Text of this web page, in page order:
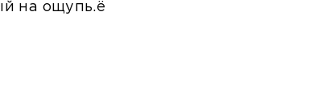
на ощупь.ё